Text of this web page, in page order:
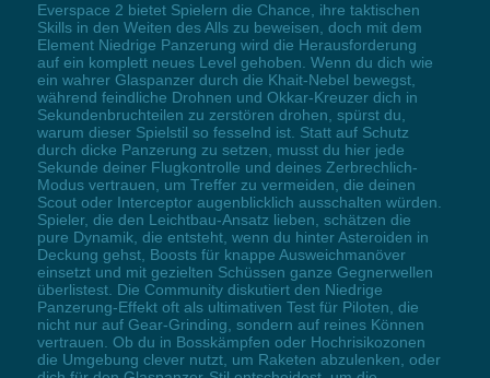
Everspace 2 bietet Spielern die Chance, ihre taktischen
Skills in den Weiten des Alls zu beweisen, doch mit dem
Element Niedrige Panzerung wird die Herausforderung
auf ein komplett neues Level gehoben. Wenn du dich wie
ein wahrer Glaspanzer durch die Khait-Nebel bewegst,
während feindliche Drohnen und Okkar-Kreuzer dich in
Sekundenbruchteilen zu zerstören drohen, spürst du,
warum dieser Spielstil so fesselnd ist. Statt auf Schutz
durch dicke Panzerung zu setzen, musst du hier jede
Sekunde deiner Flugkontrolle und deines Zerbrechlich-
Modus vertrauen, um Treffer zu vermeiden, die deinen
Scout oder Interceptor augenblicklich ausschalten würden.
Spieler, die den Leichtbau-Ansatz lieben, schätzen die
pure Dynamik, die entsteht, wenn du hinter Asteroiden in
Deckung gehst, Boosts für knappe Ausweichmanöver
einsetzt und mit gezielten Schüssen ganze Gegnerwellen
überlistest. Die Community diskutiert den Niedrige
Panzerung-Effekt oft als ultimativen Test für Piloten, die
nicht nur auf Gear-Grinding, sondern auf reines Können
vertrauen. Ob du in Bosskämpfen oder Hochrisikozonen
die Umgebung clever nutzt, um Raketen abzulenken, oder